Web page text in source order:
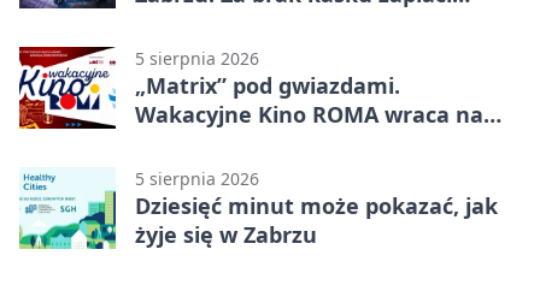
5 sierpnia 2026
„Matrix” pod gwiazdami.
Wakacyjne Kino ROMA wraca na
5 sierpnia 2026
Dziesięć minut może pokazać, jak
żyje się w Zabrzu